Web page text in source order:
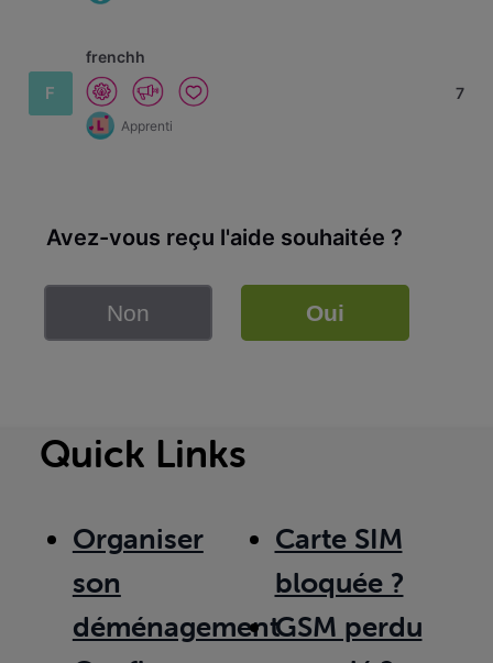
F
frenchh
Apprenti
7
Avez-vous reçu l'aide souhaitée ?
Non Oui
Quick Links
Organiser
son
déménagement
Carte SIM
bloquée ?
GSM perdu